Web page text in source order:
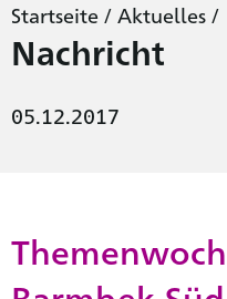
Startseite / Aktuelles /
Nachricht
05.12.2017